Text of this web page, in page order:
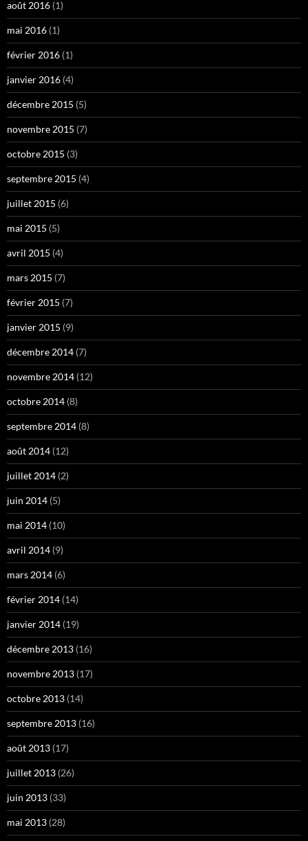
août 2016 (1)
mai 2016 (1)
février 2016 (1)
janvier 2016 (4)
décembre 2015 (5)
novembre 2015 (7)
octobre 2015 (3)
septembre 2015 (4)
juillet 2015 (6)
mai 2015 (5)
avril 2015 (4)
mars 2015 (7)
février 2015 (7)
janvier 2015 (9)
décembre 2014 (7)
novembre 2014 (12)
octobre 2014 (8)
septembre 2014 (8)
août 2014 (12)
juillet 2014 (2)
juin 2014 (5)
mai 2014 (10)
avril 2014 (9)
mars 2014 (6)
février 2014 (14)
janvier 2014 (19)
décembre 2013 (16)
novembre 2013 (17)
octobre 2013 (14)
septembre 2013 (16)
août 2013 (17)
juillet 2013 (26)
juin 2013 (33)
mai 2013 (28)